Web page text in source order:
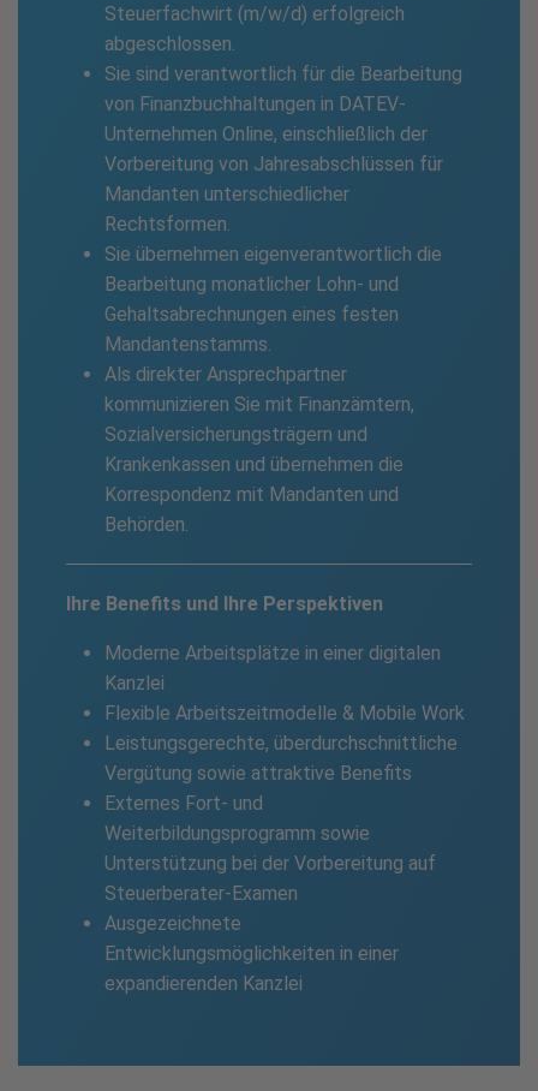
Steuerfachwirt (m/w/d) erfolgreich
abgeschlossen.
Sie sind verantwortlich für die Bearbeitung
von Finanzbuchhaltungen in DATEV-
Unternehmen Online, einschließlich der
Vorbereitung von Jahresabschlüssen für
Mandanten unterschiedlicher
Rechtsformen.
Sie übernehmen eigenverantwortlich die
Bearbeitung monatlicher Lohn- und
Gehaltsabrechnungen eines festen
Mandantenstamms.
Als direkter Ansprechpartner
kommunizieren Sie mit Finanzämtern,
Sozialversicherungsträgern und
Krankenkassen und übernehmen die
Korrespondenz mit Mandanten und
Behörden.
Ihre Benefits und Ihre Perspektiven
Moderne Arbeitsplätze in einer digitalen
Kanzlei
Flexible Arbeitszeitmodelle & Mobile Work
Leistungsgerechte, überdurchschnittliche
Vergütung sowie attraktive Benefits
Externes Fort- und
Weiterbildungsprogramm sowie
Unterstützung bei der Vorbereitung auf
Steuerberater-Examen
Ausgezeichnete
Entwicklungsmöglichkeiten in einer
expandierenden Kanzlei